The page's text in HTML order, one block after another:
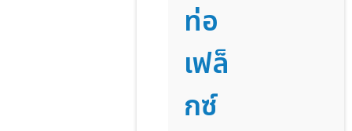
ท่อ
เฟล็
กซ์